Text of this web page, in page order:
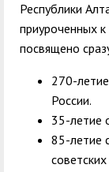
Республики
приуроченных
посвящено
270-
России.
35-летие
85-летие